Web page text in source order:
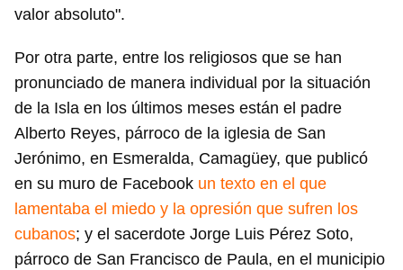
Guardar como favorito
Para poder guardar como favorito, primero has de
INICIAR SESIÓN CANCELAR
valor absoluto".
Por otra parte, entre los religiosos que se han
pronunciado de manera individual por la situación
de la Isla en los últimos meses están el padre
Alberto Reyes, párroco de la iglesia de San
Jerónimo, en Esmeralda, Camagüey, que publicó
en su muro de Facebook un texto en el que
lamentaba el miedo y la opresión que sufren los
cubanos; y el sacerdote Jorge Luis Pérez Soto,
párroco de San Francisco de Paula, en el municipio